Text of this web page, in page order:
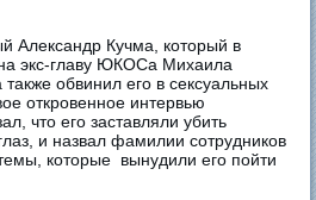
Александр Кучма, который в
экс-главу ЮКОСа Михаила
обвинил его в сексуальных
откровенное интервью
что его заставляли убить
и назвал фамилии сотрудников
которые вынудили его пойти